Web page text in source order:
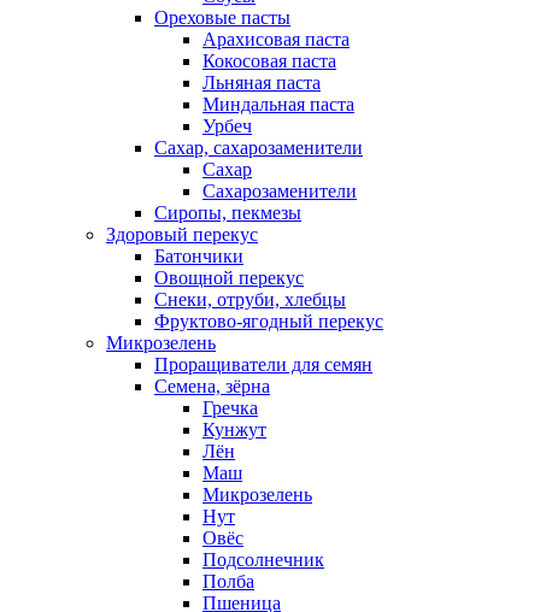
Ореховые пасты
Арахисовая паста
Кокосовая паста
Льняная паста
Миндальная паста
Урбеч
Сахар, сахарозаменители
Сахар
Сахарозаменители
Сиропы, пекмезы
Здоровый перекус
Батончики
Овощной перекус
Снеки, отруби, хлебцы
Фруктово-ягодный перекус
Микрозелень
Проращиватели для семян
Семена, зёрна
Гречка
Кунжут
Лён
Маш
Микрозелень
Нут
Овёс
Подсолнечник
Полба
Пшеница